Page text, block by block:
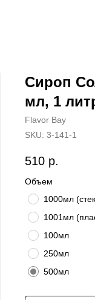
Сироп
мл, 1
Flavor Bay
SKU: 3-141-1
510 р.
Объем
1000мл
1001мл
100мл
250мл
500мл